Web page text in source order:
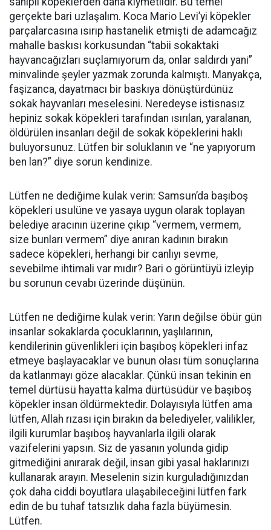
gerçekte bari uzlaşalım. Koca Mario Levi’yi köpekler
parçalarcasına ısırıp hastanelik etmişti de adamcağız
mahalle baskısı korkusundan “tabii sokaktaki
hayvancağızları suçlamıyorum da, onlar saldırdı yani”
minvalinde şeyler yazmak zorunda kalmıştı. Manyakça,
faşizanca, dayatmacı bir baskıya dönüştürdünüz
sokak hayvanları meselesini. Neredeyse istisnasız
hepiniz sokak köpekleri tarafından ısırılan, yaralanan,
öldürülen insanları değil de sokak köpeklerini haklı
buluyorsunuz. Lütfen bir soluklanın ve “ne yapıyorum
ben lan?” diye sorun kendinize.
Lütfen ne dediğime kulak verin: Samsun’da başıboş
köpekleri usulüne ve yasaya uygun olarak toplayan
belediye aracının üzerine çıkıp “vermem, vermem,
size bunları vermem” diye anıran kadının bırakın
sadece köpekleri, herhangi bir canlıyı sevme,
sevebilme ihtimali var mıdır? Bari o görüntüyü izleyip
bu sorunun cevabı üzerinde düşünün.
Lütfen ne dediğime kulak verin: Yarın değilse öbür gün
insanlar sokaklarda çocuklarının, yaşlılarının,
kendilerinin güvenlikleri için başıboş köpekleri infaz
etmeye başlayacaklar ve bunun olası tüm sonuçlarına
da katlanmayı göze alacaklar. Çünkü insan tekinin en
temel dürtüsü hayatta kalma dürtüsüdür ve başıboş
köpekler insan öldürmektedir. Dolayısıyla lütfen ama
lütfen, Allah rızası için bırakın da belediyeler, valilikler,
ilgili kurumlar başıboş hayvanlarla ilgili olarak
vazifelerini yapsın. Siz de yasanın yolunda gidip
gitmediğini anırarak değil, insan gibi yasal haklarınızı
kullanarak arayın. Meselenin sizin kurguladığınızdan
çok daha ciddi boyutlara ulaşabileceğini lütfen fark
edin de bu tuhaf tatsızlık daha fazla büyümesin.
Lütfen.